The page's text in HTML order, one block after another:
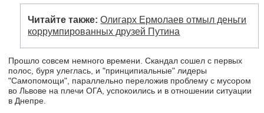
Читайте также: Олигарх Ермолаев отмыл деньги
коррумпированных друзей Путина
Прошло совсем немного времени. Скандал сошел с первых
полос, буря улеглась, и "принципиальные" лидеры
"Самопомощи", параллельно переложив проблему с мусором
во Львове на плечи ОГА, успокоились и в отношении ситуации
в Днепре.